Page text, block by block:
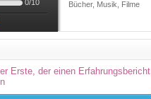
0/10
Bücher, Musik, Filme
Erste, der einen Erfahrungsbericht